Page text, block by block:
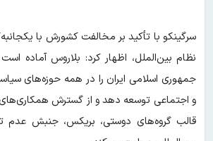
سرگینکو با تأکید بر مخالفت کشورش با
نظام بین‌الملل، اظهار کرد: بلاروس آماده
جمهوری اسلامی ایران را در همه حوزه‌های
و اجتماعی توسعه دهد و از گسترش همکاری‌های
قالب گروه‌های دوستی، بریکس، جنبش عدم